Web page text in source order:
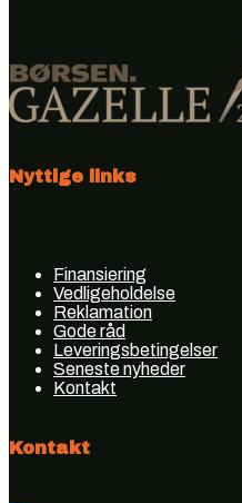
Nyttige links
Finansiering
Vedligeholdelse
Reklamation
Gode råd
Leveringsbetingelser
Seneste nyheder
Kontakt
Kontakt